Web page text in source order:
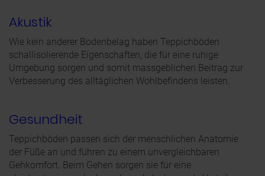
Akustik
Wie kein anderer Bodenbelag haben Teppichböden
schallisolierende Eigenschaften, die für eine ruhige
Umgebung sorgen und somit massgeblichen Beitrag zur
Verbesserung des alltäglichen Wohlbefindens leisten.
Gesundheit
Teppichböden passen sich der menschlichen Anatomie
der Füße an und führen zu einem unvergleichbaren
Gehkomfort. Beim Gehen sorgen sie für eine